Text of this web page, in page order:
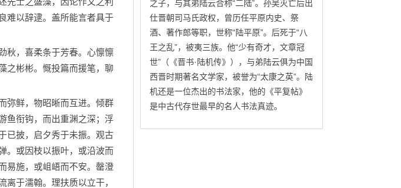
难以辞逮。盖所能言者具于
，喜柔条于芳春。心懔懔
之彬彬。慨投篇而援笔，聊
鲜，物昭晰而互进。倾群
鱼衔钩，而出重渊之深；浮
已披，启夕秀于未振。观古
。或因枝以振叶，或沿波而
易施，或岨峿而不安。罄澄
于濡翰。理扶质以立干，
之子，与其弟陆云合称“二陆”。孙吴灭亡后出
仕晋朝司马氏政权，曾历任平原内史、祭
酒、著作郎等职，世称“陆平原”。后死于“八
王之乱”，被夷三族。他“少有奇才，文章冠
世”（《晋书·陆机传》），与弟陆云俱为中国
西晋时期著名文学家，被誉为“太康之英”。陆
机还是一位杰出的书法家，他的《平复帖》
是中古代存世最早的名人书法真迹。